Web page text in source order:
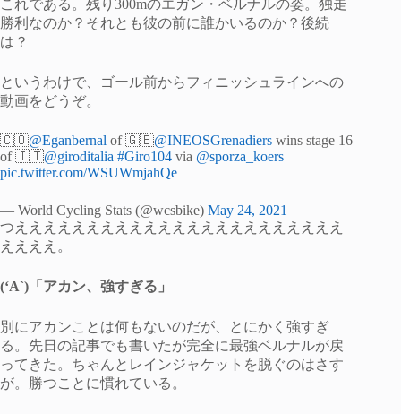
これである。残り300mのエガン・ベルナルの姿。独走
勝利なのか？それとも彼の前に誰かいるのか？後続
は？
というわけで、ゴール前からフィニッシュラインへの
動画をどうぞ。
🇨🇴@Eganbernal of 🇬🇧@INEOSGrenadiers wins stage 16
of 🇮🇹@giroditalia #Giro104 via @sporza_koers
pic.twitter.com/WSUWmjahQe
— World Cycling Stats (@wcsbike) May 24, 2021
つえええええええええええええええええええええええ
ええええ。
(‘A`)「アカン、強すぎる」
別にアカンことは何もないのだが、とにかく強すぎ
る。先日の記事でも書いたが完全に最強ベルナルが戻
ってきた。ちゃんとレインジャケットを脱ぐのはさす
が。勝つことに慣れている。